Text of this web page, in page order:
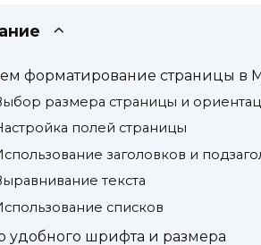
форматирование страницы в
размера страницы и
полей страницы
заголовков и
текста
списков
удобного шрифта и размера